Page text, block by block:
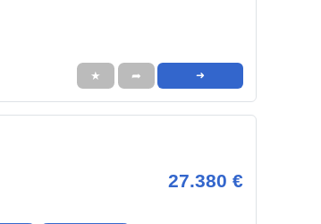
★ ➦ ➜
27.380 €